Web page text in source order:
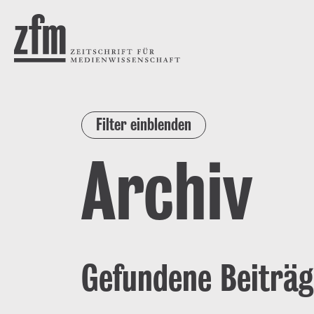
ZEITSCHRIFT FÜR
MEDIENWISSENSCHAFT
Filter einblenden
Archiv
Gefundene